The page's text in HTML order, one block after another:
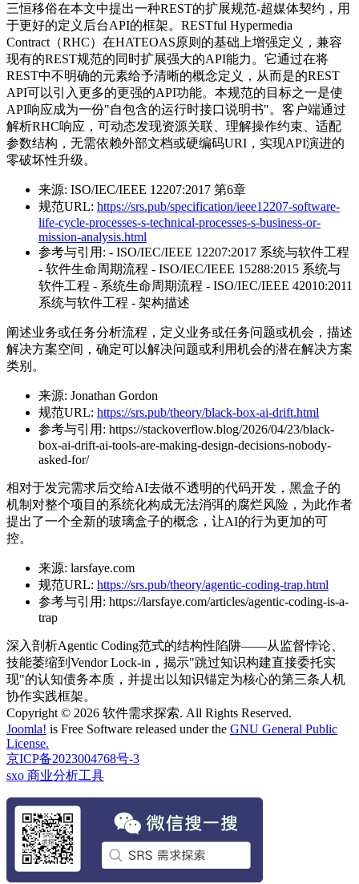
三恒移俗在本文中提出一种REST的扩展规范-超媒体契约，用
于更好的定义后台API的框架。RESTful Hypermedia
Contract（RHC）在HATEOAS原则的基础上增强定义，兼容
现有的REST规范的同时扩展强大的API能力。它通过在将
REST中不明确的元素给予清晰的概念定义，从而是的REST
API可以引入更多的更强的API功能。本规范的目标之一是使
API响应成为一份"自包含的运行时接口说明书"。客户端通过
解析RHC响应，可动态发现资源关联、理解操作约束、适配
参数结构，无需依赖外部文档或硬编码URI，实现API演进的
零破坏性升级。
来源: ISO/IEC/IEEE 12207:2017 第6章
规范URL: https://srs.pub/specification/ieee12207-software-
life-cycle-processes-s-technical-processes-s-business-or-
mission-analysis.html
参考与引用: - ISO/IEC/IEEE 12207:2017 系统与软件工程
- 软件生命周期流程 - ISO/IEC/IEEE 15288:2015 系统与
软件工程 - 系统生命周期流程 - ISO/IEC/IEEE 42010:2011
系统与软件工程 - 架构描述
阐述业务或任务分析流程，定义业务或任务问题或机会，描述
解决方案空间，确定可以解决问题或利用机会的潜在解决方案
类别。
来源: Jonathan Gordon
规范URL: https://srs.pub/theory/black-box-ai-drift.html
参考与引用: https://stackoverflow.blog/2026/04/23/black-
box-ai-drift-ai-tools-are-making-design-decisions-nobody-
asked-for/
相对于发完需求后交给AI去做不透明的代码开发，黑盒子的
机制对整个项目的系统化构成无法消弭的腐烂风险，为此作者
提出了一个全新的玻璃盒子的概念，让AI的行为更加的可
控。
来源: larsfaye.com
规范URL: https://srs.pub/theory/agentic-coding-trap.html
参考与引用: https://larsfaye.com/articles/agentic-coding-is-a-
trap
深入剖析Agentic Coding范式的结构性陷阱——从监督悖论、
技能萎缩到Vendor Lock-in，揭示"跳过知识构建直接委托实
现"的认知债务本质，并提出以知识锚定为核心的第三条人机
协作实践框架。
Copyright © 2026 软件需求探索. All Rights Reserved.
Joomla! is Free Software released under the GNU General Public
License.
京ICP备2023004768号-3
sxo 商业分析工具